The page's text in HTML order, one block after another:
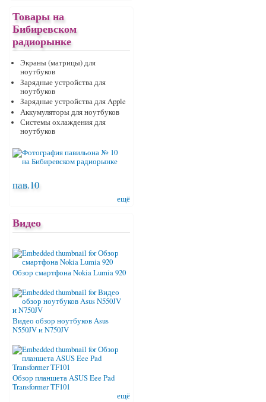
Товары на
Бибиревском
радиорынке
Экраны (матрицы) для
ноутбуков
Зарядные устройства для
ноутбуков
Зарядные устройства для Apple
Аккумуляторы для ноутбуков
Системы охлаждения для
ноутбуков
пав.10
ещё
Видео
Обзор смартфона Nokia Lumia 920
Видео обзор ноутбуков Asus
N550JV и N750JV
Обзор планшета ASUS Eee Pad
Transformer TF101
ещё